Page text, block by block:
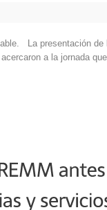
La presentación
a la jornada